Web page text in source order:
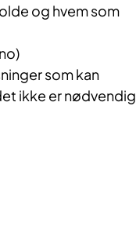
og hvem som
som kan
ikke er nødvendig